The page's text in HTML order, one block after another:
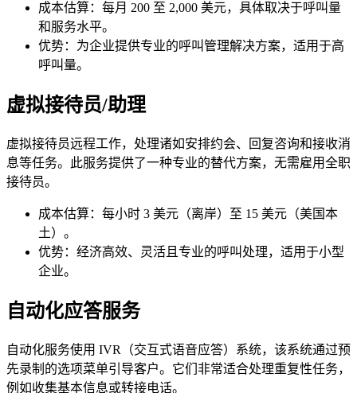
成本估算：每月 200 至 2,000 美元，具体取决于呼叫量
和服务水平。
优势：为企业提供专业的呼叫管理解决方案，适用于高
呼叫量。
虚拟接待员/助理
虚拟接待员远程工作，处理诸如安排约会、回复咨询和接收消
息等任务。此服务提供了一种专业的替代方案，无需雇用全职
接待员。
成本估算：每小时 3 美元（离岸）至 15 美元（美国本
土）。
优势：经济高效、灵活且专业的呼叫处理，适用于小型
企业。
自动化应答服务
自动化服务使用 IVR（交互式语音应答）系统，该系统通过预
先录制的选项菜单引导客户。它们非常适合处理重复性任务，
例如收集基本信息或转接电话。